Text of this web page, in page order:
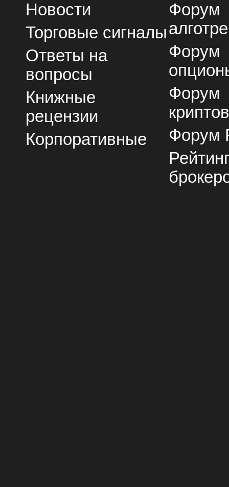
Новости
Торговые сигналы
Ответы на
вопросы
Книжные
рецензии
Корпоративные
Форум
Форум
Форум
Форум